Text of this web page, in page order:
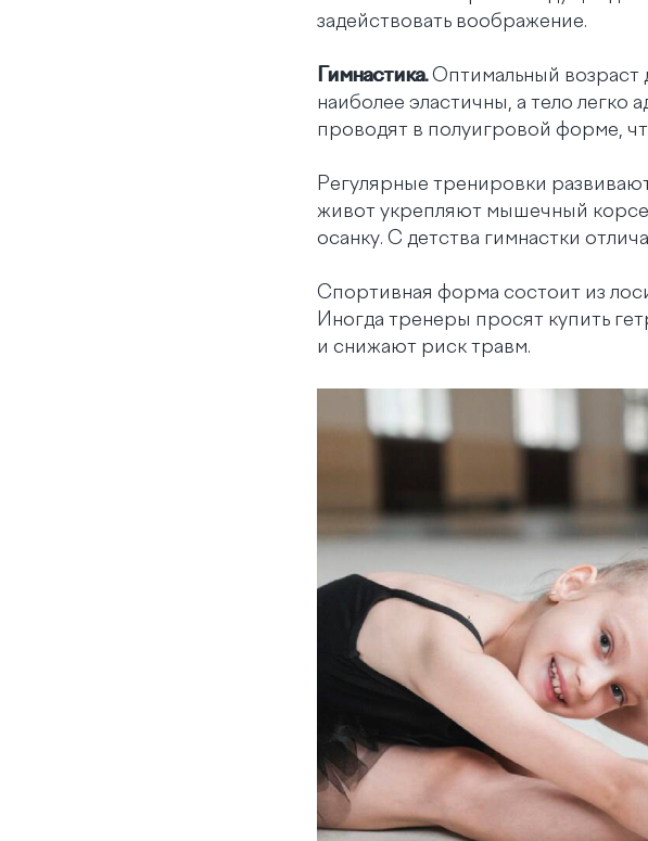
задействовать воображение.
Гимнастика.Оптимальный возраст
наиболее эластичны, а тело легко
проводят в полуигровой форме,
Регулярные тренировки
живот укрепляют мышечный
осанку. С детства гимнастки
Спортивная форма состоит из
Иногда тренеры просят купить
и снижают риск травм.